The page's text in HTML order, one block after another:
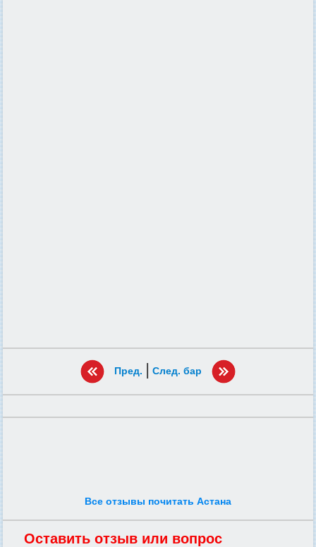
Пред. | След. бар
Все отзывы почитать Астана
Оставить отзыв или вопрос